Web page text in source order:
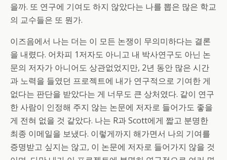
을까. 또 연구에 기여도 하지 않았다는 나를 뽑은 많은 학교
의 교수들은 또 뭔가.
이즈음에서 나는 더는 이 모든 논쟁이 무의미하다는 결론
을 내렸다. 어차피 1저자도 아니고 내 박사연구도 아닌 논
문의 저자가 아니어도 상관없었지만, 2년 동안 많은 시간
과 노력을 들였던 프로젝트에 내가 연구적으로 기여한 게
없다는 판단을 받았다는 게 너무도 큰 상처였다. 같이 연구
한 사람이 인정해 주지 않는 논문에 저자로 들어가도 좋을
게 전혀 없을 것 같았다. 나는 R과 Scott에게 짧고 분명한
최종 이메일을 보냈다. 이렇게까지 해가면서 나의 기여를
증명받고 싶지는 않고, 이 논문에 저자로 들어가지 않을 것